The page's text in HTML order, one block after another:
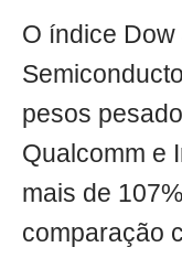
O índice Dow
pesos
Qualcomm e
mais de
comparação